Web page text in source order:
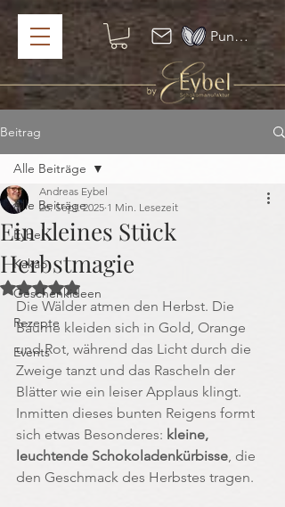
Punkte ansehen
Beitrag
Alle Beiträge
Eybel
Kakao
Geschenkideen
Rezepte
Events
Alle Beiträge
Ein kleines Stück
Herbstmagie
Andreas Eybel
26. Sept. 2025 1 Min. Lesezeit
Mit NaN von 5 Sternen bewertet.
Die Wälder atmen den Herbst. Die
Bäume kleiden sich in Gold, Orange
und Rot, während das Licht durch die
Zweige tanzt und das Rascheln der
Blätter wie ein leiser Applaus klingt.
Inmitten dieses bunten Reigens formt
sich etwas Besonderes: kleine,
leuchtende Schokoladenkürbisse, die
den Geschmack des Herbstes tragen.